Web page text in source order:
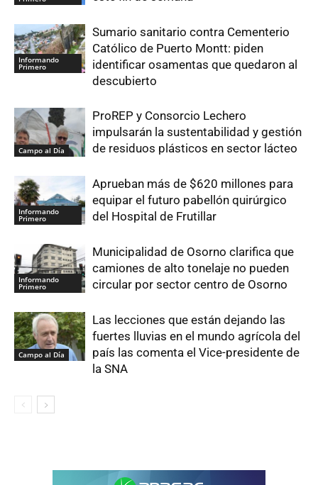
Informando
Primero
Sumario sanitario contra Cementerio
Católico de Puerto Montt: piden
identificar osamentas que quedaron al
descubierto
Campo al Día
ProREP y Consorcio Lechero
impulsarán la sustentabilidad y gestión
de residuos plásticos en sector lácteo
Informando
Primero
Aprueban más de $620 millones para
equipar el futuro pabellón quirúrgico
del Hospital de Frutillar
Informando
Primero
Municipalidad de Osorno clarifica que
camiones de alto tonelaje no pueden
circular por sector centro de Osorno
Campo al Día
Las lecciones que están dejando las
fuertes lluvias en el mundo agrícola del
país las comenta el Vice-presidente de
la SNA